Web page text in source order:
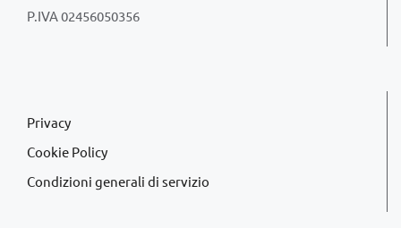
P.IVA 02456050356
Privacy
Cookie Policy
Condizioni generali di servizio